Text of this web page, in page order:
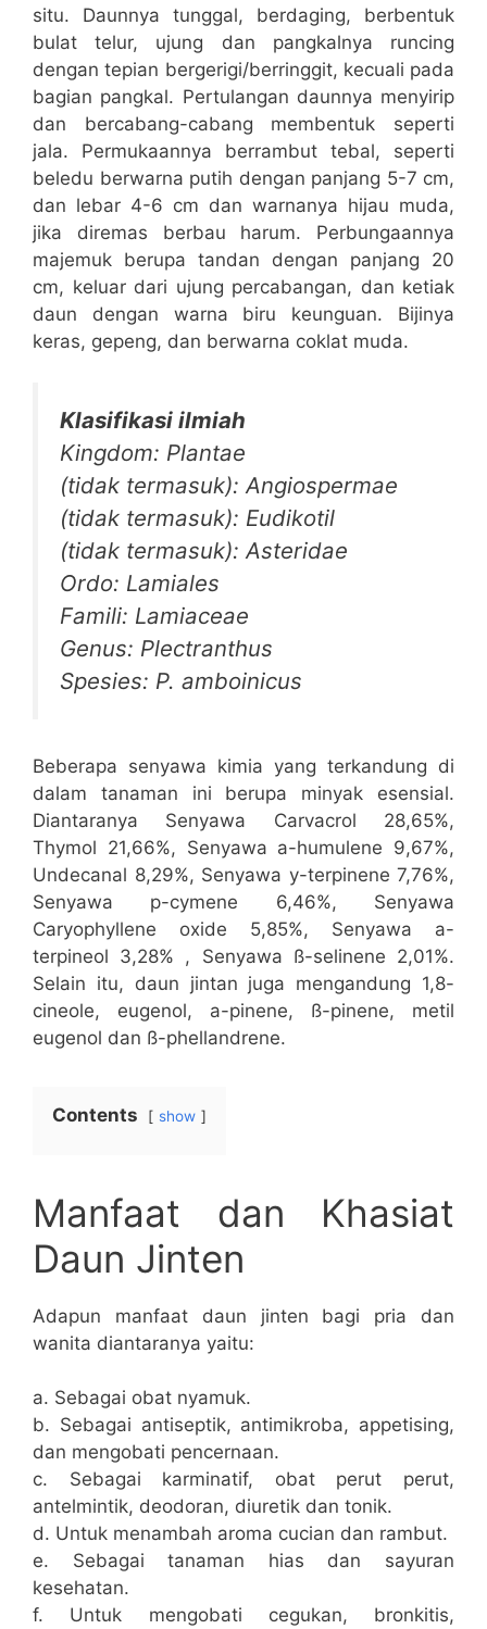
situ. Daunnya tunggal, berdaging, berbentuk
bulat telur, ujung dan pangkalnya runcing
dengan tepian bergerigi/berringgit, kecuali pada
bagian pangkal. Pertulangan daunnya menyirip
dan bercabang-cabang membentuk seperti
jala. Permukaannya berrambut tebal, seperti
beledu berwarna putih dengan panjang 5-7 cm,
dan lebar 4-6 cm dan warnanya hijau muda,
jika diremas berbau harum. Perbungaannya
majemuk berupa tandan dengan panjang 20
cm, keluar dari ujung percabangan, dan ketiak
daun dengan warna biru keunguan. Bijinya
keras, gepeng, dan berwarna coklat muda.
Klasifikasi ilmiah
Kingdom: Plantae
(tidak termasuk): Angiospermae
(tidak termasuk): Eudikotil
(tidak termasuk): Asteridae
Ordo: Lamiales
Famili: Lamiaceae
Genus: Plectranthus
Spesies: P. amboinicus
Beberapa senyawa kimia yang terkandung di
dalam tanaman ini berupa minyak esensial.
Diantaranya Senyawa Carvacrol 28,65%,
Thymol 21,66%, Senyawa a-humulene 9,67%,
Undecanal 8,29%, Senyawa y-terpinene 7,76%,
Senyawa p-cymene 6,46%, Senyawa
Caryophyllene oxide 5,85%, Senyawa a-
terpineol 3,28% , Senyawa ß-selinene 2,01%.
Selain itu, daun jintan juga mengandung 1,8-
cineole, eugenol, a-pinene, ß-pinene, metil
eugenol dan ß-phellandrene.
Contents show
Manfaat dan Khasiat
Daun Jinten
Adapun manfaat daun jinten bagi pria dan
wanita diantaranya yaitu:
a. Sebagai obat nyamuk.
b. Sebagai antiseptik, antimikroba, appetising,
dan mengobati pencernaan.
c. Sebagai karminatif, obat perut perut,
antelmintik, deodoran, diuretik dan tonik.
d. Untuk menambah aroma cucian dan rambut.
e. Sebagai tanaman hias dan sayuran
kesehatan.
f. Untuk mengobati cegukan, bronkitis,